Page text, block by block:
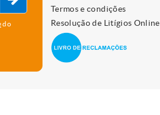
Termos e condições
Resolução de Litígios Online
do